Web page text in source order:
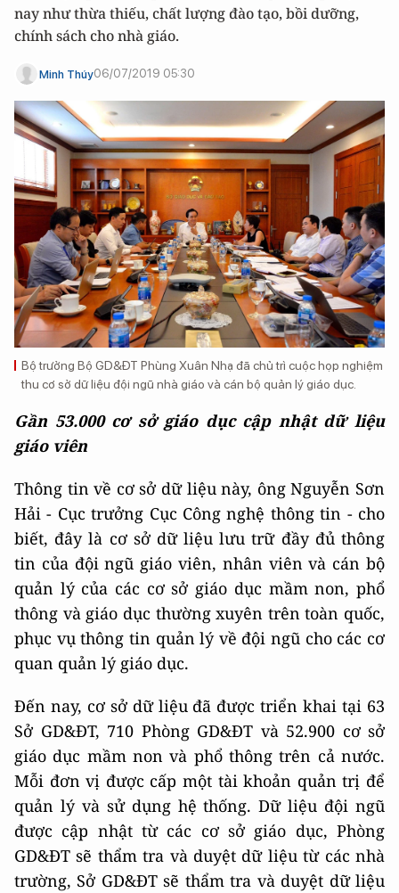
nay như thừa thiếu, chất lượng đào tạo, bồi dưỡng,
chính sách cho nhà giáo.
Minh Thúy06/07/2019 05:30
Bộ trưởng Bộ GD&ĐT Phùng Xuân Nhạ đã chủ trì cuộc họp nghiệm
thu cơ sở dữ liệu đội ngũ nhà giáo và cán bộ quản lý giáo dục.
Gần 53.000 cơ sở giáo dục cập nhật dữ liệu
giáo viên
Thông tin về cơ sở dữ liệu này, ông Nguyễn Sơn
Hải - Cục trưởng Cục Công nghệ thông tin - cho
biết, đây là cơ sở dữ liệu lưu trữ đầy đủ thông
tin của đội ngũ giáo viên, nhân viên và cán bộ
quản lý của các cơ sở giáo dục mầm non, phổ
thông và giáo dục thường xuyên trên toàn quốc,
phục vụ thông tin quản lý về đội ngũ cho các cơ
quan quản lý giáo dục.
Đến nay, cơ sở dữ liệu đã được triển khai tại 63
Sở GD&ĐT, 710 Phòng GD&ĐT và 52.900 cơ sở
giáo dục mầm non và phổ thông trên cả nước.
Mỗi đơn vị được cấp một tài khoản quản trị để
quản lý và sử dụng hệ thống. Dữ liệu đội ngũ
được cập nhật từ các cơ sở giáo dục, Phòng
GD&ĐT sẽ thẩm tra và duyệt dữ liệu từ các nhà
trường, Sở GD&ĐT sẽ thẩm tra và duyệt dữ liệu